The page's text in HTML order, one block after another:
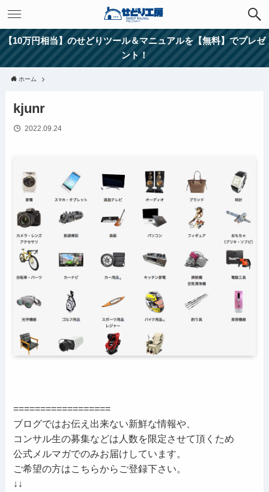
【10万円相当】のせどりツール＆マニュアルを【無料】でプレゼ
ント！
ホーム
kjunr
2022.09.24
==================
ブログではお伝え出来ない新鮮な情報や、
コンサル生の募集などは人数を限定させて頂くため
公式メルマガでのみお届けしています。
ご希望の方はこちらからご登録下さい。
↓↓